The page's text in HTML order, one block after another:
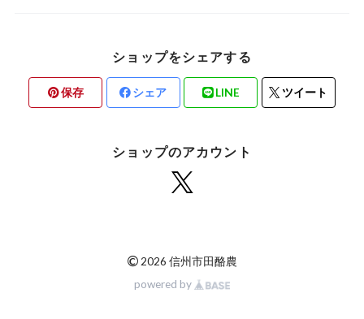
ショップをシェアする
保存 シェア LINE ツイート
ショップのアカウント
© 2026 信州市田酪農
powered by